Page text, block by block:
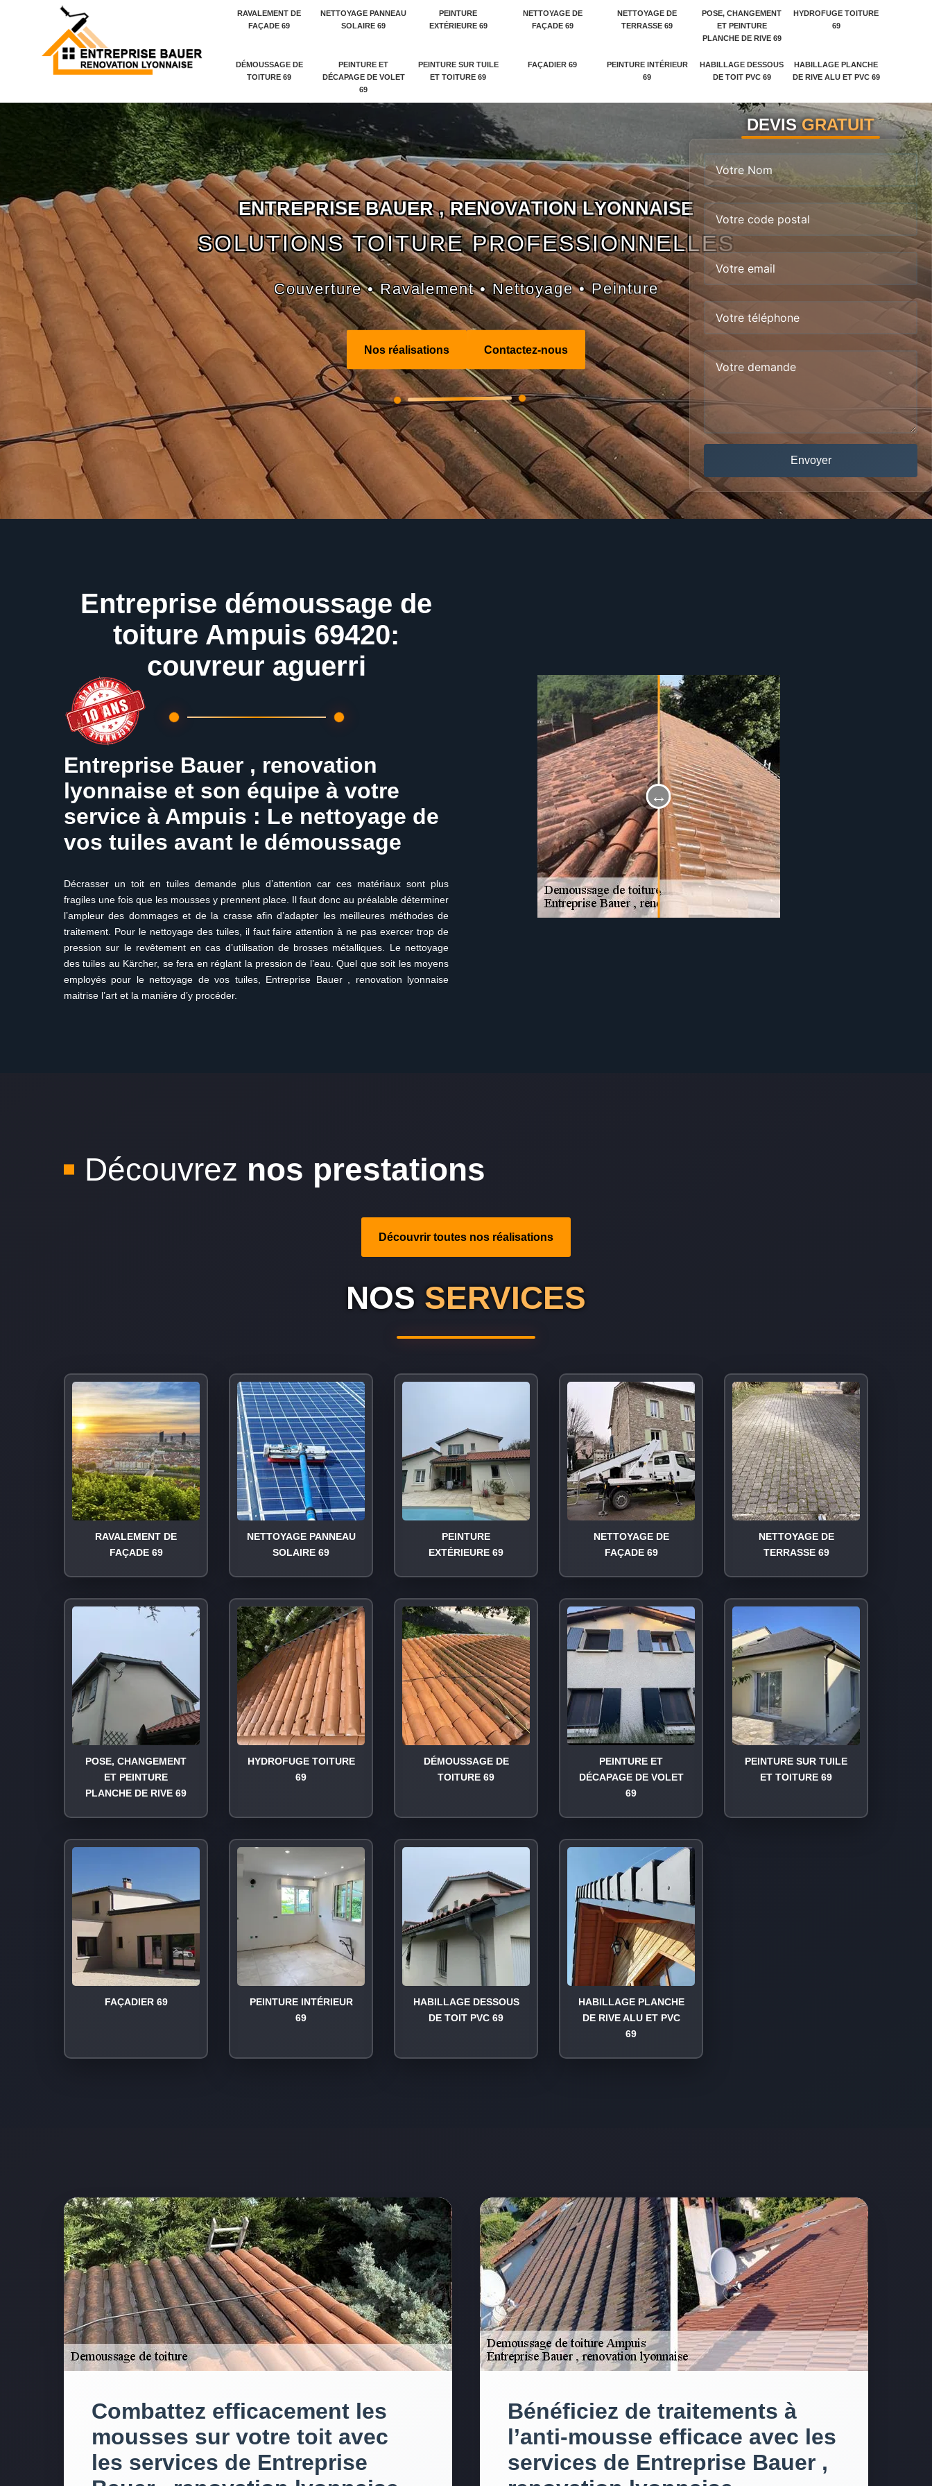
RAVALEMENT DE
FAÇADE 69
NETTOYAGE PANNEAU
SOLAIRE 69
PEINTURE
EXTÉRIEURE 69
NETTOYAGE DE
FAÇADE 69
NETTOYAGE DE
TERRASSE 69
POSE, CHANGEMENT
ET PEINTURE
PLANCHE DE RIVE 69
HYDROFUGE TOITURE
69
DÉMOUSSAGE DE
TOITURE 69
PEINTURE ET
DÉCAPAGE DE VOLET
69
PEINTURE SUR TUILE
ET TOITURE 69
FAÇADIER 69
PEINTURE INTÉRIEUR
69
HABILLAGE DESSOUS
DE TOIT PVC 69
HABILLAGE PLANCHE
DE RIVE ALU ET PVC 69
ENTREPRISE BAUER , RENOVATION LYONNAISE
SOLUTIONS TOITURE PROFESSIONNELLES
Couverture • Ravalement • Nettoyage • Peinture
Nos réalisations Contactez-nous
DEVISGRATUIT
Entreprise démoussage de
toiture Ampuis 69420:
couvreur aguerri
Entreprise Bauer , renovation
lyonnaise et son équipe à votre
service à Ampuis : Le nettoyage de
vos tuiles avant le démoussage
Décrasser un toit en tuiles demande plus d’attention car ces matériaux sont plus
fragiles une fois que les mousses y prennent place. Il faut donc au préalable déterminer
l’ampleur des dommages et de la crasse afin d’adapter les meilleures méthodes de
traitement. Pour le nettoyage des tuiles, il faut faire attention à ne pas exercer trop de
pression sur le revêtement en cas d’utilisation de brosses métalliques. Le nettoyage
des tuiles au Kärcher, se fera en réglant la pression de l’eau. Quel que soit les moyens
employés pour le nettoyage de vos tuiles, Entreprise Bauer , renovation lyonnaise
maitrise l’art et la manière d’y procéder.
Découvrez nos prestations
Découvrir toutes nos réalisations
NOS SERVICES
RAVALEMENT DE
FAÇADE 69
NETTOYAGE PANNEAU
SOLAIRE 69
PEINTURE
EXTÉRIEURE 69
NETTOYAGE DE
FAÇADE 69
NETTOYAGE DE
TERRASSE 69
POSE, CHANGEMENT
ET PEINTURE
PLANCHE DE RIVE 69
HYDROFUGE TOITURE
69
DÉMOUSSAGE DE
TOITURE 69
PEINTURE ET
DÉCAPAGE DE VOLET
69
PEINTURE SUR TUILE
ET TOITURE 69
FAÇADIER 69
PEINTURE INTÉRIEUR
69
HABILLAGE DESSOUS
DE TOIT PVC 69
HABILLAGE PLANCHE
DE RIVE ALU ET PVC
69
Combattez efficacement les
mousses sur votre toit avec
les services de Entreprise
Bénéficiez de traitements à
l’anti-mousse efficace avec les
services de Entreprise Bauer ,